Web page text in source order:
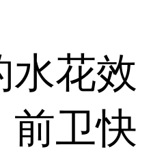
水花效
前卫快